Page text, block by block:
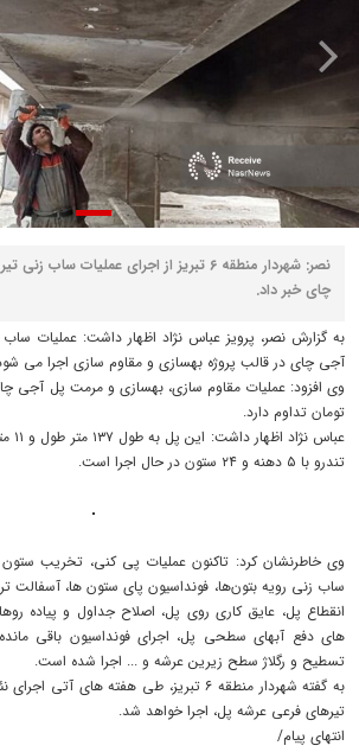
نصر: شهردار منطقه ۶ تبریز از اجرای عملیات
چای خبر داد.
به گزارش نصر، پرویز عباس نژاد اظهار داشت: عملیات
آجی چای در قالب پروژه بهسازی و مقاوم سازی اجرا می
تومان تداوم دارد.
تندرو با ۵ دهنه و ۲۴ ستون در حال اجرا است.
وی خاطرنشان کرد: تاکنون عملیات پی کنی، تخریب
ساب زنی رویه بتون‌ها، فونداسیون پای ستون ها،
انقطاع پل، عایق کاری روی پل، اصلاح جداول و پیاده
های دفع آبهای سطحی پل، اجرای فونداسیون باقی
تسطیح و رگلاژ سطح زیرین عرشه و ... اجرا شده است.
به گفته شهردار منطقه ۶ تبریز، طی هفته های
تیرهای فرعی عرشه پل، اجرا خواهد شد.
انتهای پیام/